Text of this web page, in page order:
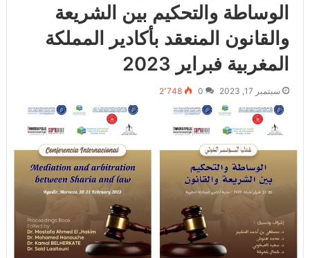
الوساطة والتحكيم بين الشريعة
والقانون المنعقد بأكادير المملكة
المغربية فبراير 2023‎‎‎‎‎
سبتمبر 17, 2023 0 2٬748